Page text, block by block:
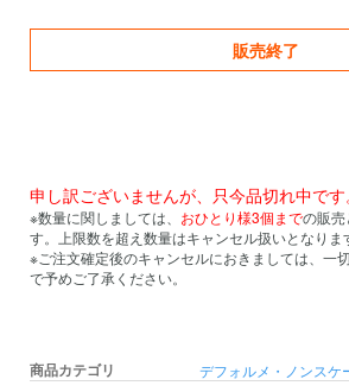
販売終了
申し訳ございませんが、只今品切れ中です
※数量に関しましては、 おひとり様3個までの販売
す。上限数を超え数量はキャンセル扱いとなりま
※ご注文確定後のキャンセルにおきましては、一
で予めご了承ください。
商品カテゴリ デフォルメ・ノンスケ